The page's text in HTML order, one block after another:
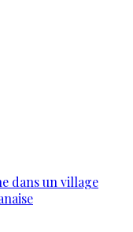
dans un village